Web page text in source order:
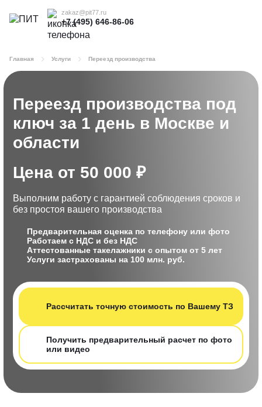
zakaz@pit77.ru
+7 (495) 646-86-06
Главная Услуги Переезд производства
Переезд производства под
ключ за 1 день в Москве и
области
Цена от 50 000 ₽
Выполним работу с гарантией соблюдения сроков и
без простоя вашего производства
Предварительная оценка по телефону или фото
Работаем с НДС и без НДС
Аттестованные такелажники с опытом от 5 лет
Услуги застрахованы на 100 млн. руб.
Рассчитать т очную стоимость по Вашему ТЗ
Получить предварительный расчет по фот о
или видео